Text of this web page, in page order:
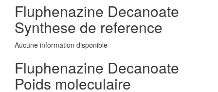
Fluphenazine Decanoate
Synthese de reference
Aucune information disponible
Fluphenazine Decanoate
Poids moleculaire